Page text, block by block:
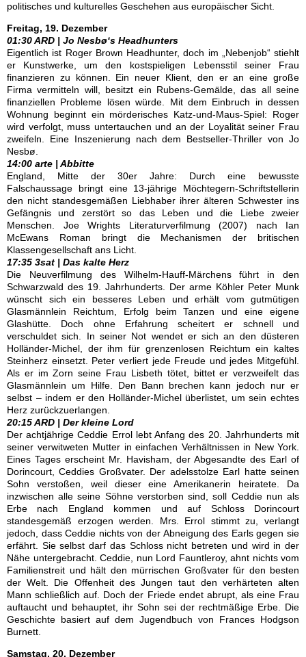
politisches und kulturelles Geschehen aus europäischer Sicht.
Freitag, 19. Dezember
01:30 ARD | Jo Nesbø‘s Headhunters
Eigentlich ist Roger Brown Headhunter, doch im „Nebenjob“ stiehlt
er Kunstwerke, um den kostspieligen Lebensstil seiner Frau
finanzieren zu können. Ein neuer Klient, den er an eine große
Firma vermitteln will, besitzt ein Rubens-Gemälde, das all seine
finanziellen Probleme lösen würde. Mit dem Einbruch in dessen
Wohnung beginnt ein mörderisches Katz-und-Maus-Spiel: Roger
wird verfolgt, muss untertauchen und an der Loyalität seiner Frau
zweifeln. Eine Inszenierung nach dem Bestseller-Thriller von Jo
Nesbø.
14:00 arte | Abbitte
England, Mitte der 30er Jahre: Durch eine bewusste
Falschaussage bringt eine 13-jährige Möchtegern-Schriftstellerin
den nicht standesgemäßen Liebhaber ihrer älteren Schwester ins
Gefängnis und zerstört so das Leben und die Liebe zweier
Menschen. Joe Wrights Literaturverfilmung (2007) nach Ian
McEwans Roman bringt die Mechanismen der britischen
Klassengesellschaft ans Licht.
17:35 3sat | Das kalte Herz
Die Neuverfilmung des Wilhelm-Hauff-Märchens führt in den
Schwarzwald des 19. Jahrhunderts. Der arme Köhler Peter Munk
wünscht sich ein besseres Leben und erhält vom gutmütigen
Glasmännlein Reichtum, Erfolg beim Tanzen und eine eigene
Glashütte. Doch ohne Erfahrung scheitert er schnell und
verschuldet sich. In seiner Not wendet er sich an den düsteren
Holländer-Michel, der ihm für grenzenlosen Reichtum ein kaltes
Steinherz einsetzt. Peter verliert jede Freude und jedes Mitgefühl.
Als er im Zorn seine Frau Lisbeth tötet, bittet er verzweifelt das
Glasmännlein um Hilfe. Den Bann brechen kann jedoch nur er
selbst – indem er den Holländer-Michel überlistet, um sein echtes
Herz zurückzuerlangen.
20:15 ARD | Der kleine Lord
Der achtjährige Ceddie Errol lebt Anfang des 20. Jahrhunderts mit
seiner verwitweten Mutter in einfachen Verhältnissen in New York.
Eines Tages erscheint Mr. Havisham, der Abgesandte des Earl of
Dorincourt, Ceddies Großvater. Der adelsstolze Earl hatte seinen
Sohn verstoßen, weil dieser eine Amerikanerin heiratete. Da
inzwischen alle seine Söhne verstorben sind, soll Ceddie nun als
Erbe nach England kommen und auf Schloss Dorincourt
standesgemäß erzogen werden. Mrs. Errol stimmt zu, verlangt
jedoch, dass Ceddie nichts von der Abneigung des Earls gegen sie
erfährt. Sie selbst darf das Schloss nicht betreten und wird in der
Nähe untergebracht. Ceddie, nun Lord Fauntleroy, ahnt nichts vom
Familienstreit und hält den mürrischen Großvater für den besten
der Welt. Die Offenheit des Jungen taut den verhärteten alten
Mann schließlich auf. Doch der Friede endet abrupt, als eine Frau
auftaucht und behauptet, ihr Sohn sei der rechtmäßige Erbe. Die
Geschichte basiert auf dem Jugendbuch von Frances Hodgson
Burnett.
Samstag, 20. Dezember